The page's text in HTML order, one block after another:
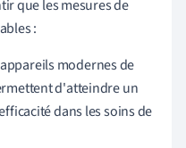
que les mesures de
:
modernes de
d'atteindre un
dans les soins de